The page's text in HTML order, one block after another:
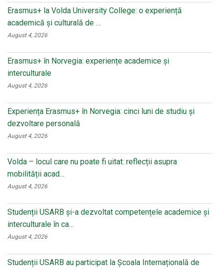
Erasmus+ la Volda University College: o experiență
academică și culturală de …
August 4, 2026
Erasmus+ în Norvegia: experiențe academice și
interculturale
August 4, 2026
Experiența Erasmus+ în Norvegia: cinci luni de studiu și
dezvoltare personală
August 4, 2026
Volda – locul care nu poate fi uitat: reflecții asupra
mobilității acad…
August 4, 2026
Studenții USARB și-a dezvoltat competențele academice și
interculturale în ca…
August 4, 2026
Studenții USARB au participat la Școala Internațională de